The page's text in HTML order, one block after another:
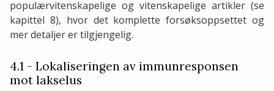
populærvitenskapelige og vitenskapelige artikler (se
kapittel 8), hvor det komplette forsøksoppsettet og
mer detaljer er tilgjengelig.
4.1 - Lokaliseringen av immunresponsen
mot lakselus